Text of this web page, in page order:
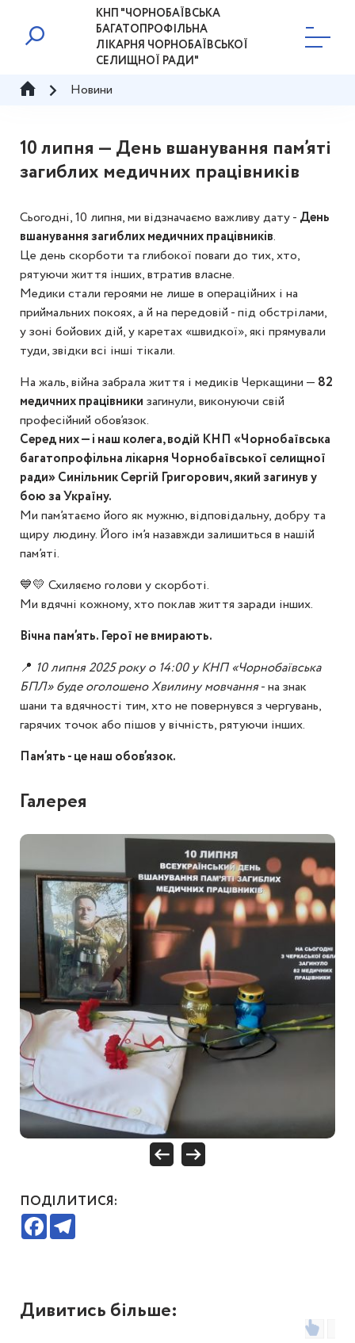
КНП "ЧОРНОБАЇВСЬКА
БАГАТОПРОФІЛЬНА
ЛІКАРНЯ ЧОРНОБАЇВСЬКОЇ
СЕЛИЩНОЇ РАДИ"
Новини
10 липня — День вшанування пам’яті
загиблих медичних працівників
Сьогодні, 10 липня, ми відзначаємо важливу дату - День
вшанування загиблих медичних працівників.
Це день скорботи та глибокої поваги до тих, хто,
рятуючи життя інших, втратив власне.
Медики стали героями не лише в операційних і на
приймальних покоях, а й на передовій - під обстрілами,
у зоні бойових дій, у каретах «швидкої», які прямували
туди, звідки всі інші тікали.
На жаль, війна забрала життя і медиків Черкащини — 82
медичних працівники загинули, виконуючи свій
професійний обов’язок.
Серед них — і наш колега, водій КНП «Чорнобаївська
багатопрофільна лікарня Чорнобаївської селищної
ради» Синільник Сергій Григорович, який загинув у
бою за Україну.
Ми пам’ятаємо його як мужню, відповідальну, добру та
щиру людину. Його ім’я назавжди залишиться в нашій
пам’яті.
💙💛 Схиляємо голови у скорботі.
Ми вдячні кожному, хто поклав життя заради інших.
Вічна пам’ять. Герої не вмирають.
📍 10 липня 2025 року о 14:00 у КНП «Чорнобаївська
БПЛ» буде оголошено Хвилину мовчання- на знак
шани та вдячності тим, хто не повернувся з чергувань,
гарячих точок або пішов у вічність, рятуючи інших.
Пам’ять - це наш обов’язок.
Галерея
ПОДІЛИТИСЯ:
Facebook
Дивитись більше: